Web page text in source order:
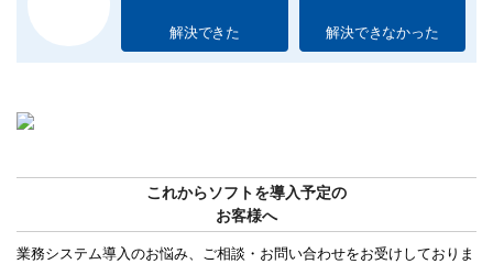
解決できた 解決できなかった
これからソフトを導入予定の
お客様へ
業務システム導入のお悩み、ご相談・お問い合わせをお受けしておりま